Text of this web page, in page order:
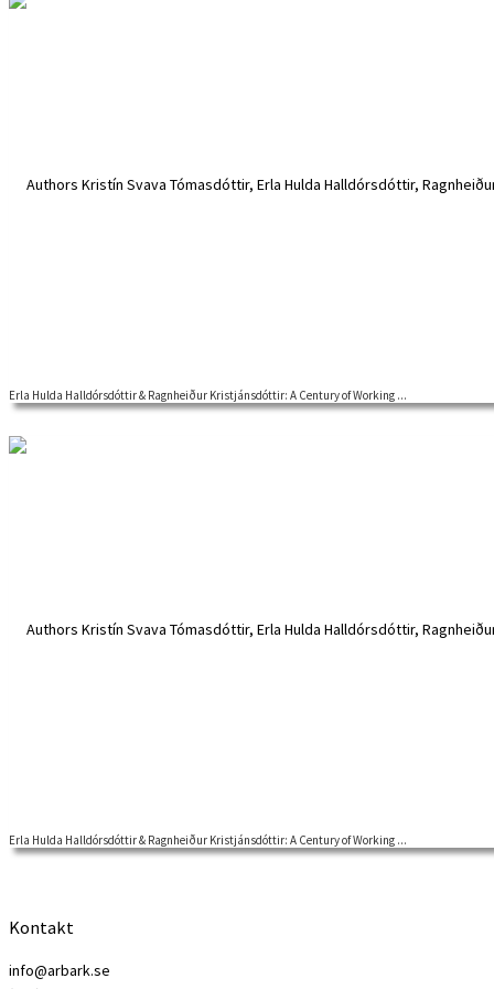
Welcome to a Nordic Labour History Network webinar The lecture is
Erla Hulda Halldórsdóttir & Ragnheiður Kristjánsdóttir: A Century of Working ...
Lecture | 18 May 2021 14.00-14.45 Welcome to a Nordic Labour
Erla Hulda Halldórsdóttir & Ragnheiður Kristjánsdóttir: A Century of Working ...
Kontakt
info@arbark.se